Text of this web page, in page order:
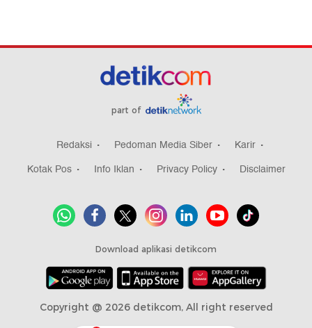
part of
Redaksi Pedoman Media Siber
Karir
Kotak Pos
Info Iklan Privacy Policy Disclaimer
Download aplikasi detikcom
Copyright @ 2026 detikcom, All right reserved